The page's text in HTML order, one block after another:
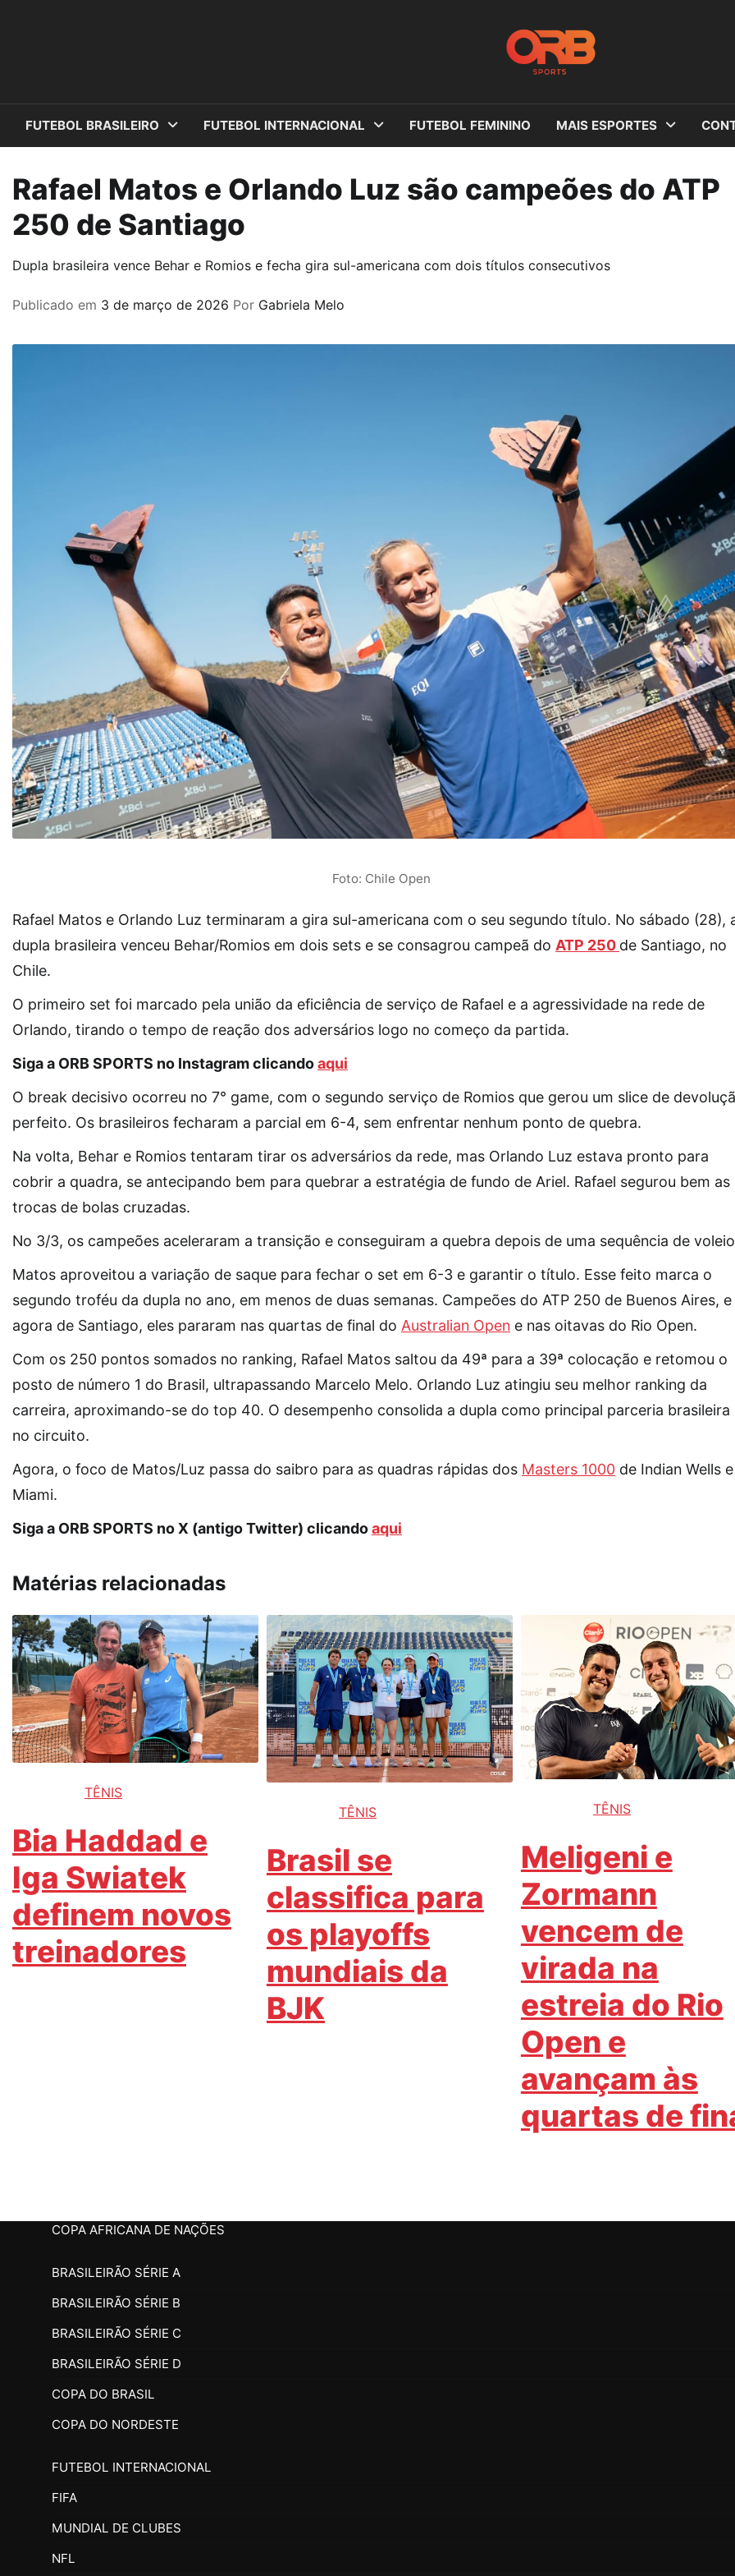
FUTEBOL BRASILEIRO FUTEBOL INTERNACIONAL FUTEBOL FEMININO MAIS ESPORTES
Rafael Matos e Orlando Luz são campeões do ATP
250 de Santiago
Dupla brasileira vence Behar e Romios e fecha gira sul-americana com dois títulos consecutivos
Publicado em 3 de março de 2026 Por Gabriela Melo
Foto: Chile Open
Rafael Matos e Orlando Luz terminaram a gira sul-americana com o seu segundo título. No sábado (28),
dupla brasileira venceu Behar/Romios em dois sets e se consagrou campeã do ATP 250 de Santiago, no
Chile.
O primeiro set foi marcado pela união da eficiência de serviço de Rafael e a agressividade na rede de
Orlando, tirando o tempo de reação dos adversários logo no começo da partida.
Siga a ORB SPORTS no Instagram clicandoaqui
O break decisivo ocorreu no 7° game, com o segundo serviço de Romios que gerou um slice de
perfeito. Os brasileiros fecharam a parcial em 6-4, sem enfrentar nenhum ponto de quebra.
Na volta, Behar e Romios tentaram tirar os adversários da rede, mas Orlando Luz estava pronto para
cobrir a quadra, se antecipando bem para quebrar a estratégia de fundo de Ariel. Rafael segurou bem as
trocas de bolas cruzadas.
No 3/3, os campeões aceleraram a transição e conseguiram a quebra depois de uma sequência de
Matos aproveitou a variação de saque para fechar o set em 6-3 e garantir o título. Esse feito marca o
segundo troféu da dupla no ano, em menos de duas semanas. Campeões do ATP 250 de Buenos Aires, e
agora de Santiago, eles pararam nas quartas de final do Australian Open e nas oitavas do Rio Open.
Com os 250 pontos somados no ranking, Rafael Matos saltou da 49ª para a 39ª colocação e retomou o
posto de número 1 do Brasil, ultrapassando Marcelo Melo. Orlando Luz atingiu seu melhor ranking da
carreira, aproximando-se do top 40. O desempenho consolida a dupla como principal parceria brasileira
no circuito.
Agora, o foco de Matos/Luz passa do saibro para as quadras rápidas dos Masters 1000 de Indian Wells e
Miami.
Siga a ORB SPORTS no X (antigo Twitter) clicandoaqui
Matérias relacionadas
TÊNIS
Bia Haddad e
Iga Swiatek
definem novos
treinadores
TÊNIS
Brasil se
classifica para
os playoffs
mundiais da
BJK
TÊNIS
Meligeni e
Zormann
vencem de
virada na
estreia do Rio
Open e
avançam às
quartas de
COPA AFRICANA DE NAÇÕES
BRASILEIRÃO SÉRIE A
BRASILEIRÃO SÉRIE B
BRASILEIRÃO SÉRIE C
BRASILEIRÃO SÉRIE D
COPA DO BRASIL
COPA DO NORDESTE
FUTEBOL INTERNACIONAL
FIFA
MUNDIAL DE CLUBES
NFL